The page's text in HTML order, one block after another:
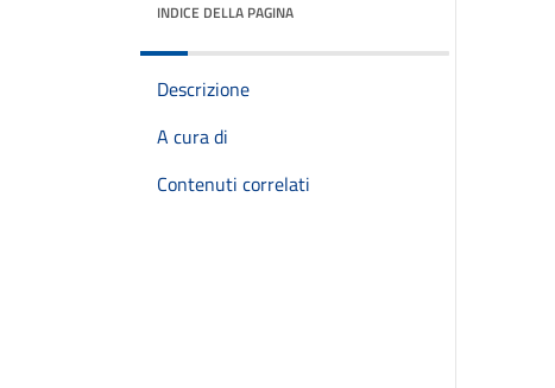
INDICE DELLA PAGINA
Descrizione
A cura di
Contenuti correlati